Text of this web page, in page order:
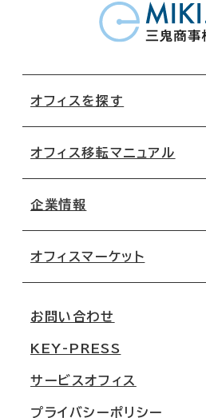
オフィスを探す
地図から探す
路線・駅から探す
オフィス移転マニュアル
移転コストシミュレーション
移転スケジュール
オフィス移転Q&A
企業情報
オフィスマーケット
大阪
名古屋
お問い合わせ
KEY-PRESS
サービスオフィス
プライバシーポリシー